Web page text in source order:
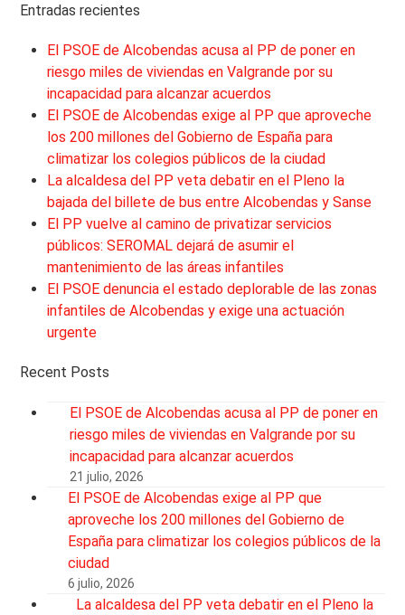
Entradas recientes
El PSOE de Alcobendas acusa al PP de poner en
riesgo miles de viviendas en Valgrande por su
incapacidad para alcanzar acuerdos
El PSOE de Alcobendas exige al PP que aproveche
los 200 millones del Gobierno de España para
climatizar los colegios públicos de la ciudad
La alcaldesa del PP veta debatir en el Pleno la
bajada del billete de bus entre Alcobendas y Sanse
El PP vuelve al camino de privatizar servicios
públicos: SEROMAL dejará de asumir el
mantenimiento de las áreas infantiles
El PSOE denuncia el estado deplorable de las zonas
infantiles de Alcobendas y exige una actuación
urgente
Recent Posts
El PSOE de Alcobendas acusa al PP de poner en
riesgo miles de viviendas en Valgrande por su
incapacidad para alcanzar acuerdos
21 julio, 2026
El PSOE de Alcobendas exige al PP que
aproveche los 200 millones del Gobierno de
España para climatizar los colegios públicos de la
ciudad
6 julio, 2026
La alcaldesa del PP veta debatir en el Pleno la